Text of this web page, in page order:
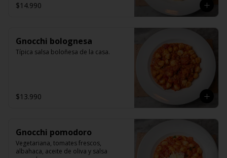
$14.990
Gnocchi bolognesa
Típica salsa boloñesa de la casa.
$13.990
Gnocchi pomodoro
Vegetariana, tomates frescos,
albahaca, aceite de oliva y salsa